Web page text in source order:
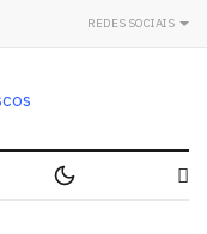
REDES SOCIAIS